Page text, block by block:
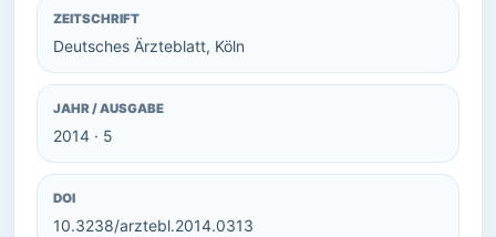
ZEITSCHRIFT
Deutsches Ärzteblatt, Köln
JAHR / AUSGABE
2014 · 5
DOI
10.3238/arztebl.2014.0313